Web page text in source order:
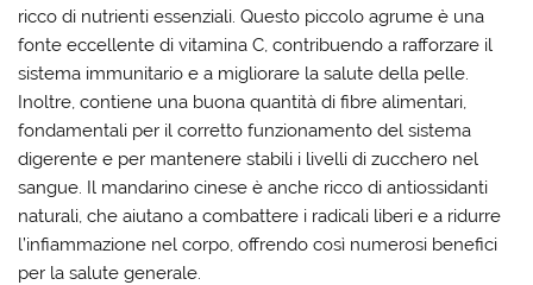
ricco di nutrienti essenziali. Questo piccolo agrume è una
fonte eccellente di vitamina C, contribuendo a rafforzare il
sistema immunitario e a migliorare la salute della pelle.
Inoltre, contiene una buona quantità di fibre alimentari,
fondamentali per il corretto funzionamento del sistema
digerente e per mantenere stabili i livelli di zucchero nel
sangue. Il mandarino cinese è anche ricco di antiossidanti
naturali, che aiutano a combattere i radicali liberi e a ridurre
l’infiammazione nel corpo, offrendo così numerosi benefici
per la salute generale.